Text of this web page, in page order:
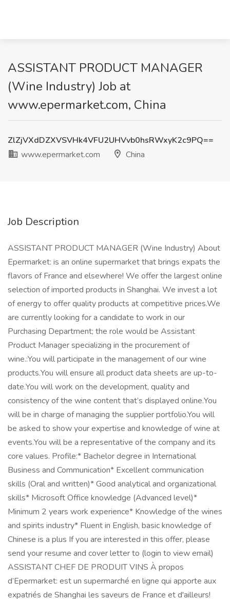
ASSISTANT PRODUCT MANAGER
(Wine Industry) Job at
www.epermarket.com, China
ZlZjVXdDZXVSVHk4VFU2UHVvb0hsRWxyK2c9PQ==
www.epermarket.com
China
Job Description
ASSISTANT PRODUCT MANAGER (Wine Industry) About
Epermarket: is an online supermarket that brings expats the
flavors of France and elsewhere! We offer the largest online
selection of imported products in Shanghai. We invest a lot
of energy to offer quality products at competitive prices.We
are currently looking for a candidate to work in our
Purchasing Department; the role would be Assistant
Product Manager specializing in the procurement of
wine.:You will participate in the management of our wine
products.You will ensure all product data sheets are up-to-
date.You will work on the development, quality and
consistency of the wine content that’s displayed online.You
will be in charge of managing the supplier portfolio.You will
be asked to show your expertise and knowledge of wine at
events.You will be a representative of the company and its
core values. Profile:* Bachelor degree in International
Business and Communication* Excellent communication
skills (Oral and written)* Good analytical and organizational
skills* Microsoft Office knowledge (Advanced level)*
Minimum 2 years work experience* Knowledge of the wines
and spirits industry* Fluent in English, basic knowledge of
Chinese is a plus If you are interested in this offer, please
send your resume and cover letter to (login to view email)
ASSISTANT CHEF DE PRODUIT VINS À propos
d’Epermarket: est un supermarché en ligne qui apporte aux
expatriés de Shanghai les saveurs de France et d'ailleurs!